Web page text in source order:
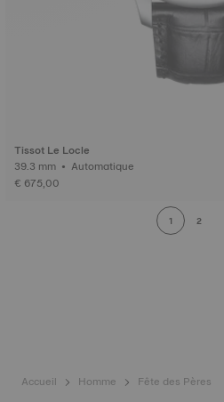
Tissot Le Locle
39.3 mm • Automatique
€ 675,00
1 2
Accueil Homme
Fête des Pères